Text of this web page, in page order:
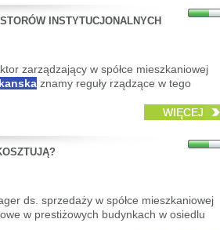
INSTYTUCJONALNYCH
zarządzający w spółce mieszkaniowej
znamy reguły rządzące w tego
WIĘCEJ
ds. sprzedaży w spółce mieszkaniowej
w prestiżowych budynkach w osiedlu